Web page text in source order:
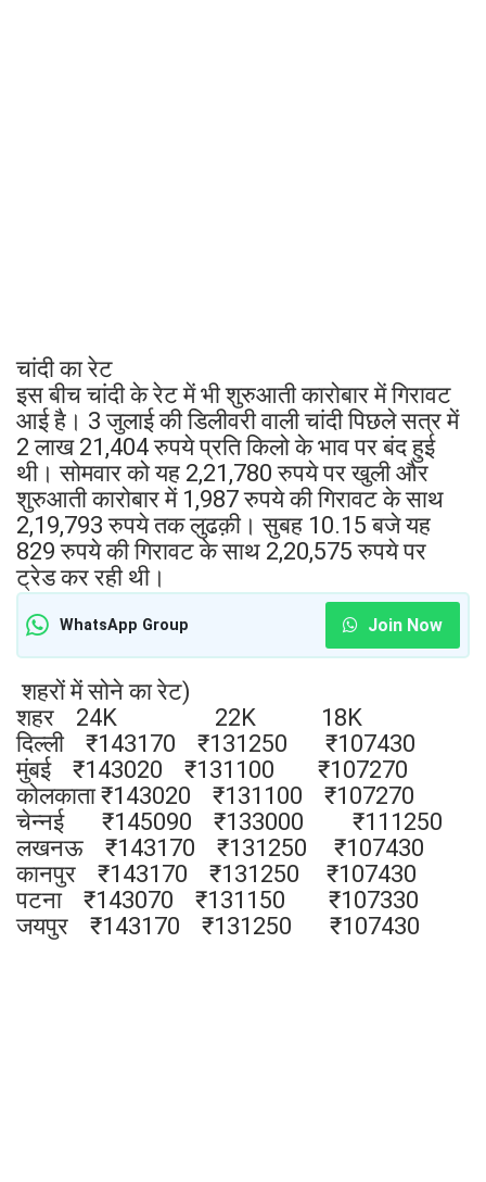
चांदी का रेट
इस बीच चांदी के रेट में भी शुरुआती कारोबार में गिरावट
आई है। 3 जुलाई की डिलीवरी वाली चांदी पिछले सत्र में
2 लाख 21,404 रुपये प्रति किलो के भाव पर बंद हुई
थी। सोमवार को यह 2,21,780 रुपये पर खुली और
शुरुआती कारोबार में 1,987 रुपये की गिरावट के साथ
2,19,793 रुपये तक लुढक़ी। सुबह 10.15 बजे यह
829 रुपये की गिरावट के साथ 2,20,575 रुपये पर
ट्रेड कर रही थी।
WhatsApp Group Join Now
शहरों में सोने का रेट)
शहर 24K 22K 18K
दिल्‍ली ₹143170 ₹131250 ₹107430
मुंबई ₹143020 ₹131100 ₹107270
कोलकाता ₹143020 ₹131100 ₹107270
चेन्‍नई ₹145090 ₹133000 ₹111250
लखनऊ ₹143170 ₹131250 ₹107430
कानपुर ₹143170 ₹131250 ₹107430
पटना ₹143070 ₹131150 ₹107330
जयपुर ₹143170 ₹131250 ₹107430